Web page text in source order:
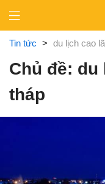
content
Tin tức > du lịch cao
Chủ đề:
tháp